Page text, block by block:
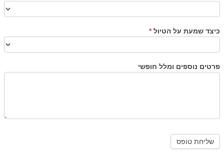
כיצד שמעת על הטיול*
פרטים נוספים ומלל חופשי